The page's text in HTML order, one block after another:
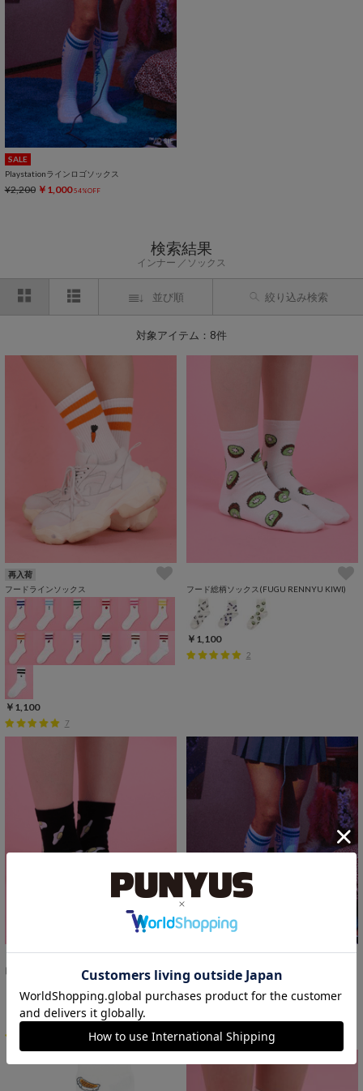
SALE
Playstationラインロゴソックス
¥2,200 ￥1,000 54%OFF
検索結果
インナー ソックス
並び順 絞り込み検索
対象アイテム：8件
再入荷
フードラインソックス
￥1,100
7
フード総柄ソックス(FUGU RENNYU KIWI)
￥1,100
2
目玉焼き総柄ソックス
￥1,100
SALE
Playstationラインロゴソックス
¥2,200￥1,000 54%OFF